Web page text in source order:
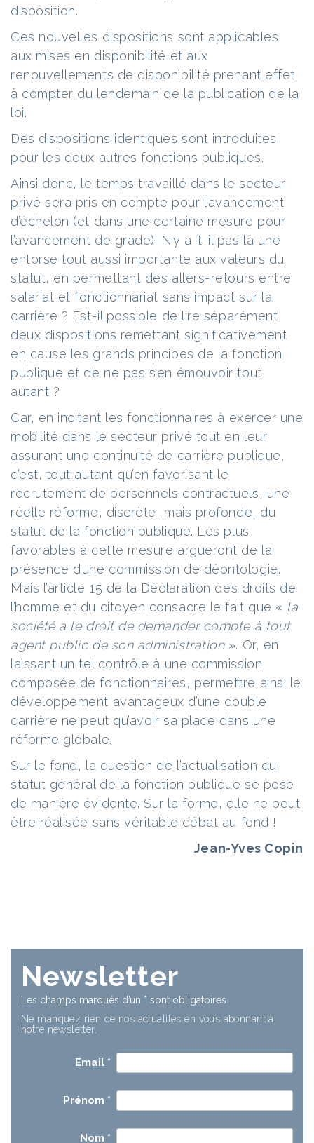
disposition.
Ces nouvelles dispositions sont applicables
aux mises en disponibilité et aux
renouvellements de disponibilité prenant effet
à compter du lendemain de la publication de la
loi.
Des dispositions identiques sont introduites
pour les deux autres fonctions publiques.
Ainsi donc, le temps travaillé dans le secteur
privé sera pris en compte pour l’avancement
d’échelon (et dans une certaine mesure pour
l’avancement de grade). N’y a-t-il pas là une
entorse tout aussi importante aux valeurs du
statut, en permettant des allers-retours entre
salariat et fonctionnariat sans impact sur la
carrière ? Est-il possible de lire séparément
deux dispositions remettant significativement
en cause les grands principes de la fonction
publique et de ne pas s’en émouvoir tout
autant ?
Car, en incitant les fonctionnaires à exercer une
mobilité dans le secteur privé tout en leur
assurant une continuité de carrière publique,
c’est, tout autant qu’en favorisant le
recrutement de personnels contractuels, une
réelle réforme, discrète, mais profonde, du
statut de la fonction publique. Les plus
favorables à cette mesure argueront de la
présence d’une commission de déontologie.
Mais l’article 15 de la Déclaration des droits de
l’homme et du citoyen consacre le fait que « la
société a le droit de demander compte à tout
agent public de son administration ». Or, en
laissant un tel contrôle à une commission
composée de fonctionnaires, permettre ainsi le
développement avantageux d’une double
carrière ne peut qu’avoir sa place dans une
réforme globale.
Sur le fond, la question de l’actualisation du
statut général de la fonction publique se pose
de manière évidente. Sur la forme, elle ne peut
être réalisée sans véritable débat au fond !
Jean-Yves Copin
Newsletter
Les champs marqués d’un * sont obligatoires
Ne manquez rien de nos actualités en vous abonnant à
notre newsletter.
Email *
Prénom *
Nom *